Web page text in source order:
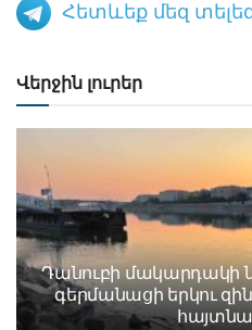
Հետևեք մեզ
Վերջին լուրեր
Դանուբի մակարդակի
գերմանացի երկու